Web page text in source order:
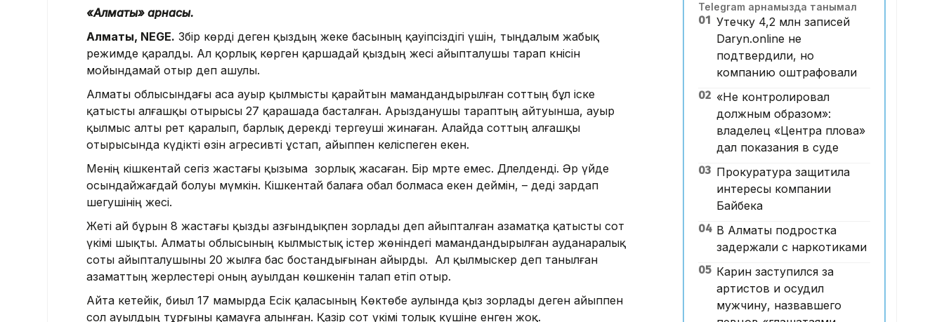
«Алматы» арнасы.
Алматы, NEGE. Зәбір көрді деген қыздың жеке басының қауіпсіздігі үшін, тыңдалым жабық
режимде қаралды. Ал қорлық көрген қаршадай қыздың әжесі айыпталушы тарап кәнісін
мойындамай отыр деп ашулы.
Алматы облысындағы аса ауыр қылмысты қарайтын мамандандырылған соттың бұл іске
қатысты алғашқы отырысы 27 қарашада басталған. Арызданушы тараптың айтуынша, ауыр
қылмыс алты рет қаралып, барлық дерекді тергеуші жинаған. Алайда соттың алғашқы
отырысында күдікті өзін агресивті ұстап, айыппен келіспеген екен.
Менің кішкентай сегіз жастағы қызыма зорлық жасаған. Бір мәрте емес. Дәлелденді. Әр үйде
осындайжағдай болуы мүмкін. Кішкентай балаға обал болмаса екен деймін, – деді зардап
шегушінің әжесі.
Жеті ай бұрын 8 жастағы қызды азғындықпен зорлады деп айыпталған азаматқа қатысты сот
үкімі шықты. Алматы облысының кылмыстық істер жөніндегі мамандандырылған ауданаралық
соты айыпталушыны 20 жылға бас бостандығынан айырды. Ал қылмыскер деп танылған
азаматтың жерлестері оның ауылдан көшкенін талап етіп отыр.
Айта кетейік, биыл 17 мамырда Есік қаласының Көктөбе аулында қыз зорлады деген айыппен
сол ауылдың тұрғыны қамауға алынған. Қазір сот үкімі толық күшіне енген жоқ.
ERG-дегі мемлекеттің үлесін
енді «Самұрық-Қазына»
басқарады
17:13, 06 Тамыз 2026
Сарапшылар азаматтық
қоғам мен саяси
партиялардың өзара іс-
қимылын талқылады
16:35, 06 Тамыз 2026
Үлкен Алматы айналма
автожолымен жүру құны екі
есе қымбаттайды
Тойдағы тілек қандай болуы
керек? Этнограф дәстүрдің
мәнін түсіндірді
Telegram арнамызда танымал
01 Утечку 4,2 млн записей
Daryn.online не
подтвердили, но
компанию оштрафовали
02 «Не контролировал
должным образом»:
владелец «Центра плова»
дал показания в суде
03 Прокуратура защитила
интересы компании
Байбека
04 В Алматы подростка
задержали с наркотиками
05 Карин заступился за
артистов и осудил
мужчину, назвавшего